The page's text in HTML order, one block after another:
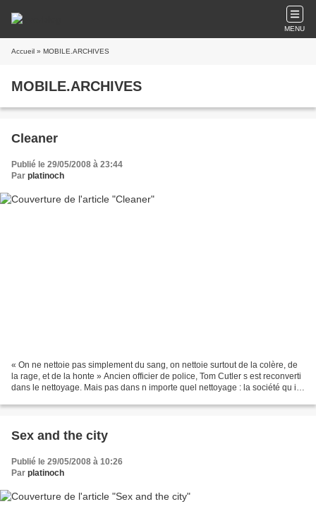
MENU
Accueil » MOBILE.ARCHIVES
MOBILE.ARCHIVES
Cleaner
Publié le 29/05/2008 à 23:44
Par platinoch
« On ne nettoie pas simplement du sang, on nettoie surtout de la colère, de
la rage, et de la honte » Ancien officier de police, Tom Cutler s est reconverti
dans le nettoyage. Mais pas dans n importe quel nettoyage : la société qu il
Sex and the city
Publié le 29/05/2008 à 10:26
Par platinoch